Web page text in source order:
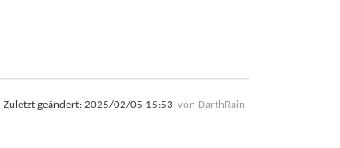
Zuletzt geändert: 2025/02/05 15:53 von DarthRain